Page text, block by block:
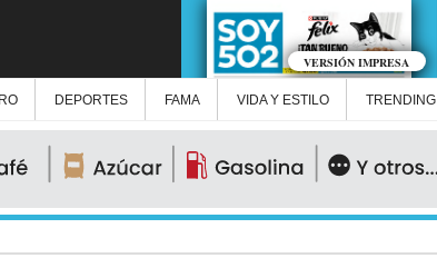
VERSIÓN IMPRESA
DEPORTES FAMA VIDA Y ESTILO TRENDING